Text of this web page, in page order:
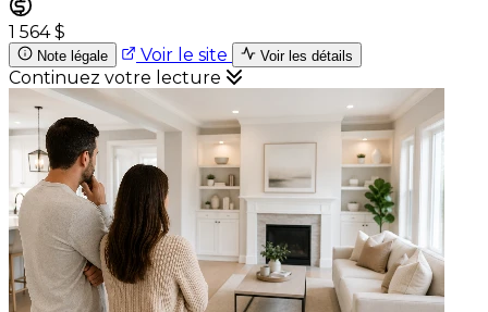
1 564 $
Note légale Voir le site Voir les détails
Continuez votre lecture